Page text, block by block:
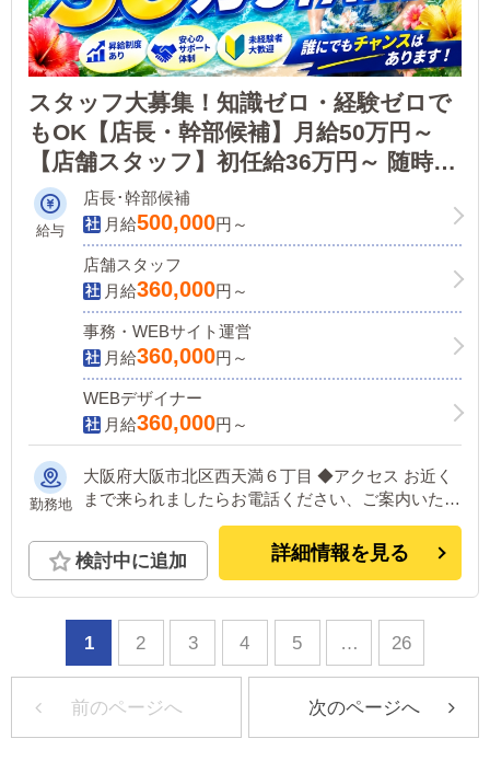
スタッフ大募集！知識ゼロ・経験ゼロで
もOK【店長・幹部候補】月給50万円～
【店舗スタッフ】初任給36万円～ 随時昇
給あり・将来独立も可能！頑張りはきち
んと評価しお給料に反映。腰を据えて長
く働ける環境です！
給与
店長･幹部候補
月給500,000円～
店舗スタッフ
月給360,000円～
事務・WEBサイト運営
月給360,000円～
WEBデザイナー
月給360,000円～
勤務地
大阪府大阪市北区西天満６丁目 ◆アクセス お近く
まで来られましたらお電話ください、ご案内いたし
検討中に追加 詳細情報を見る
1 2 3 4 5 … 26
前のページへ 次のページへ